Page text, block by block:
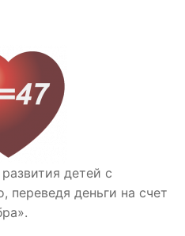
детей с
деньги на счет